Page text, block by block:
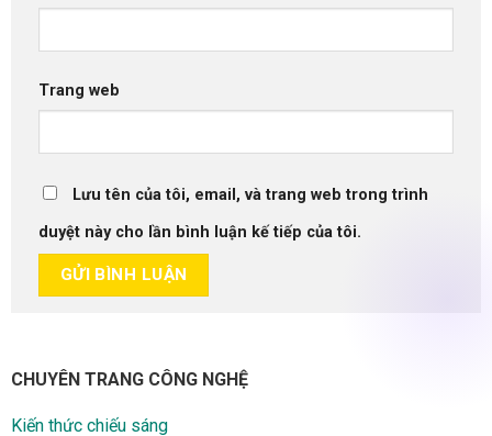
Trang web
Lưu tên của tôi, email, và trang web trong trình
duyệt này cho lần bình luận kế tiếp của tôi.
CHUYÊN TRANG CÔNG NGHỆ
Kiến thức chiếu sáng